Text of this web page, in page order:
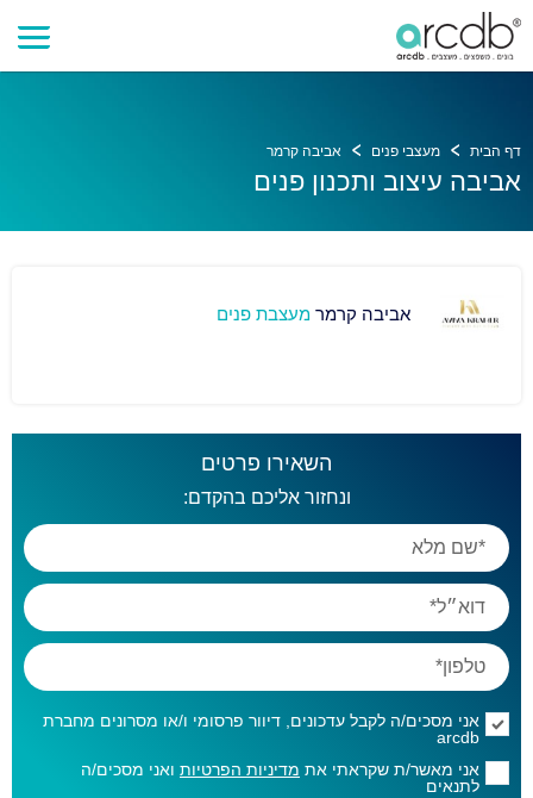
דף הבית מעצבי פנים אביבה קרמר
אביבה עיצוב ותכנון פנים
אביבה קרמר מעצבת פנים
השאירו פרטים
ונחזור אליכם בהקדם:
אני מסכים/ה לקבל עדכונים, דיוור פרסומי ו/או מסרונים מחברת
arcdb
אני מאשר/ת שקראתי את מדיניות הפרטיות ואני מסכים/ה
לתנאים